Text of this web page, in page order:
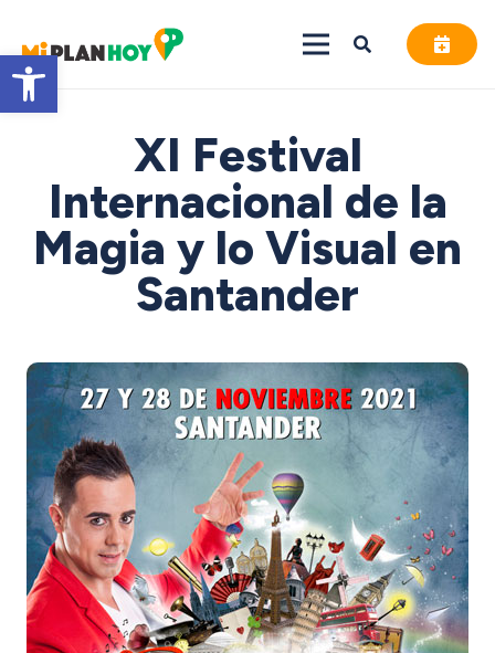
Abrir barra de herramientas
XI Festival
Internacional de la
Magia y lo Visual en
Santander